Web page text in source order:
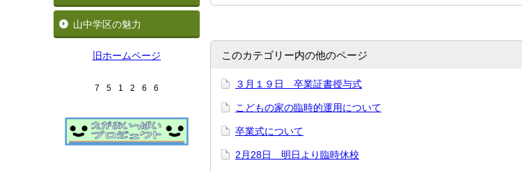
山中学区の魅力
旧ホームページ
7 5 1 2 6 6
このカテゴリー内の他のページ
３月１９日 卒業証書授与式
こどもの家の臨時的運用について
卒業式について
2月28日 明日より臨時休校